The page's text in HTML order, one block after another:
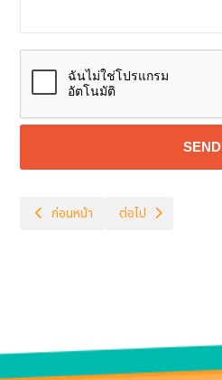
Terms and conditions
SEND
เนื้อหาก่อนหน้า: แกลอรี
ก่อนหน้า เนื้อหาถัดไป: ทีมงาน
ต่อไป